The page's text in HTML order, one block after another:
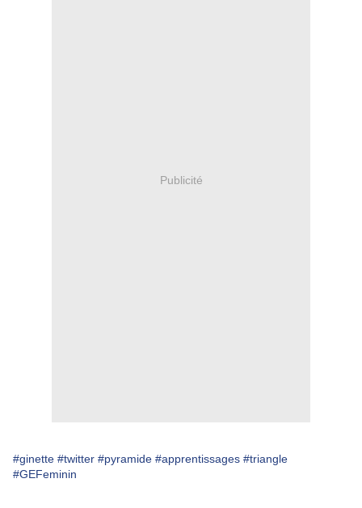
Publicité
#ginette #twitter #pyramide #apprentissages #triangle
#GEFeminin